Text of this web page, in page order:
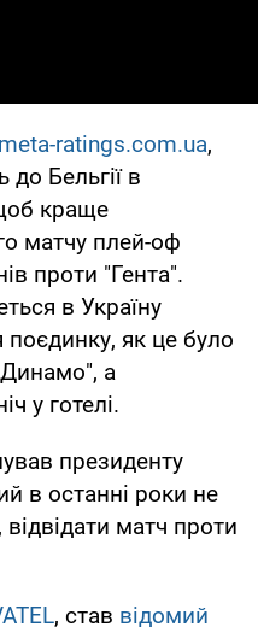
meta-ratings.com.ua,
Бельгії в
краще
матчу плей-оф
проти "Гента".
в Україну
поєдинку, як це було
а
у готелі.
президенту
в останні роки не
відвідати матч проти
, став відомий